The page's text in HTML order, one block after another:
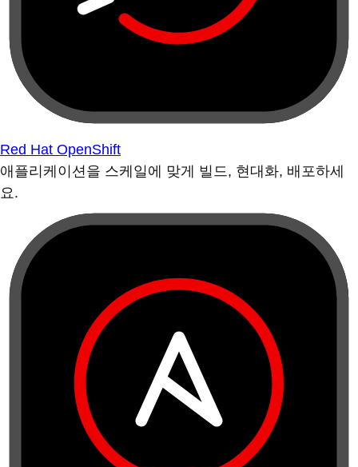
Red Hat OpenShift
애플리케이션을 스케일에 맞게 빌드, 현대화, 배포하세
요.